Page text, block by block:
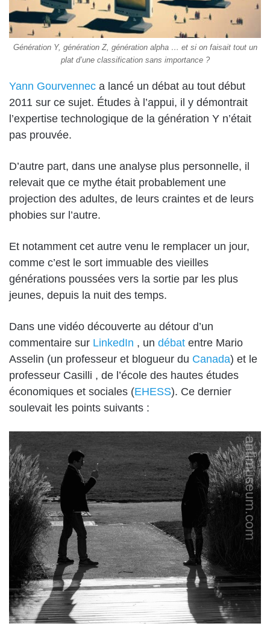
Génération Y, génération Z, génération alpha … et si on faisait tout un
plat d’une classification sans importance ?
Yann Gourvennec a lancé un débat au tout début
2011 sur ce sujet. Études à l’appui, il y démontrait
l’expertise technologique de la génération Y n’était
pas prouvée.
D’autre part, dans une analyse plus personnelle, il
relevait que ce mythe était probablement une
projection des adultes, de leurs craintes et de leurs
phobies sur l’autre.
Et notamment cet autre venu le remplacer un jour,
comme c’est le sort immuable des vieilles
générations poussées vers la sortie par les plus
jeunes, depuis la nuit des temps.
Dans une vidéo découverte au détour d’un
commentaire sur LinkedIn , un débat entre Mario
Asselin (un professeur et blogueur du Canada) et le
professeur Casilli , de l’école des hautes études
économiques et sociales (EHESS). Ce dernier
soulevait les points suivants :